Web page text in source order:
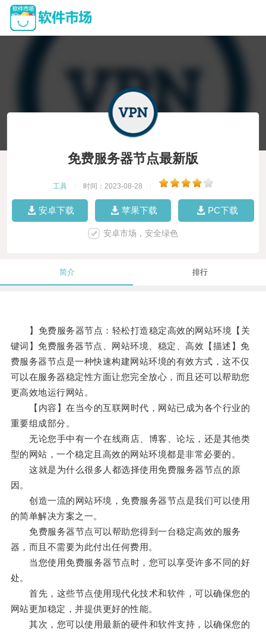
免费服务器节点最新版
工具 时间：2023-08-28
安卓下载 苹果下载 PC下载
安卓市场，安全绿色
简介 排行
】免费服务器节点：轻松打造稳定高效的网站环境【关
键词】免费服务器节点、网站环境、稳定、高效【描述】免
费服务器节点是一种快速构建网站环境的有效方式，这不仅
可以在服务器稳定性方面让您完全放心，而且还可以帮助您
更高效地运行网站。
【内容】在当今的互联网时代，网站已成为各个行业的
重要组成部分。
无论您手中有一个在线商店、博客、论坛，还是其他类
型的网站，一个稳定且高效的网站环境都是非常必要的。
这就是为什么很多人都选择使用免费服务器节点的原
因。
创造一流的网站环境，免费服务器节点是我们可以使用
的简单解决方案之一。
免费服务器节点可以帮助您得到一台稳定高效的服务
器，而且不需要为此付出任何费用。
当您使用免费服务器节点时，您可以享受许多不同的好
处。
首先，这些节点使用现代化技术和软件，可以确保您的
网站更加稳定，并提供更好的性能。
其次，您可以使用最新的硬件和软件支持，以确保您的